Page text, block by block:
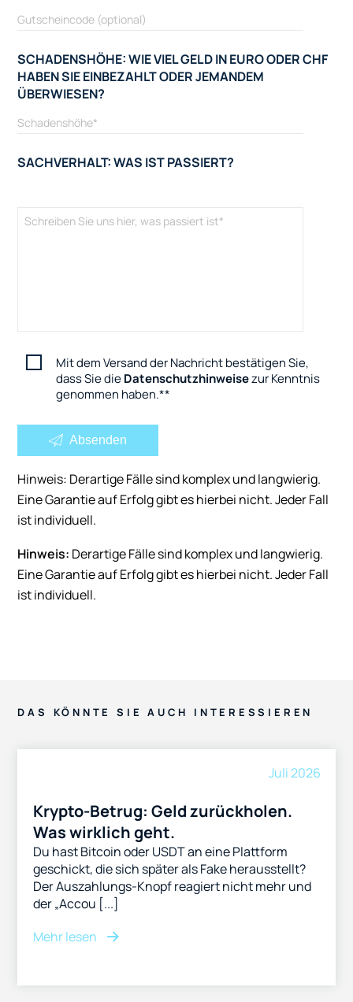
SCHADENSHÖHE: WIE VIEL GELD IN EURO ODER CHF
HABEN SIE EINBEZAHLT ODER JEMANDEM
ÜBERWIESEN?
SACHVERHALT: WAS IST PASSIERT?
Mit dem Versand der Nachricht bestätigen Sie,
dass Sie die Datenschutzhinweisezur Kenntnis
genommen haben.*
Absenden
Hinweis: Derartige Fälle sind komplex und langwierig.
Eine Garantie auf Erfolg gibt es hierbei nicht. Jeder Fall
ist individuell.
Hinweis: Derartige Fälle sind komplex und langwierig.
Eine Garantie auf Erfolg gibt es hierbei nicht. Jeder Fall
ist individuell.
DAS KÖNNTE SIE AUCH INTERESSIEREN
Juli 2026
Krypto-Betrug: Geld zurückholen.
Was wirklich geht.
Du hast Bitcoin oder USDT an eine Plattform
geschickt, die sich später als Fake herausstellt?
Der Auszahlungs-Knopf reagiert nicht mehr und
der „Accou [...]
Mehr lesen